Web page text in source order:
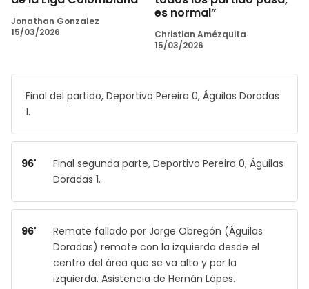
Jonathan Gonzalez
15/03/2026
es normal”
Christian Amézquita
15/03/2026
Final del partido, Deportivo Pereira 0, Águilas Doradas
1.
96'
Final segunda parte, Deportivo Pereira 0, Águilas
Doradas 1.
96'
Remate fallado por Jorge Obregón (Águilas
Doradas) remate con la izquierda desde el
centro del área que se va alto y por la
izquierda. Asistencia de Hernán Lópes.